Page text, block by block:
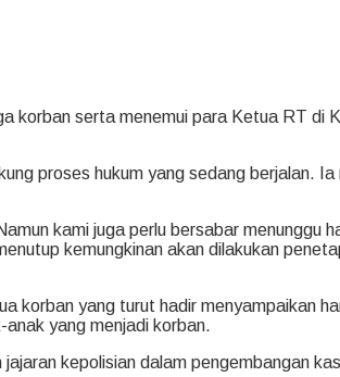
korban serta menemui para Ketua RT di
proses hukum yang sedang berjalan.
kami juga perlu bersabar menunggu
kemungkinan akan dilakukan
korban yang turut hadir menyampaikan
yang menjadi korban.
kepolisian dalam pengembangan